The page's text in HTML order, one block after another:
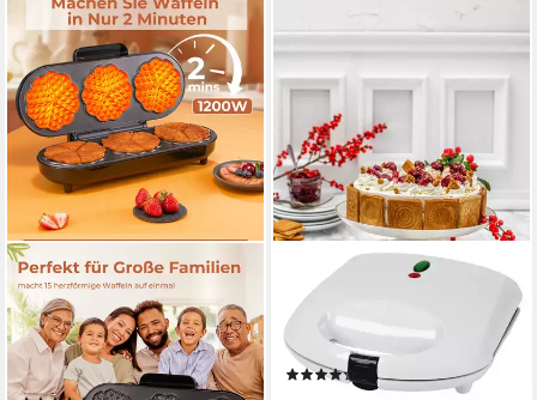
FOHERE
Waffeleisen King Size
Waffeleisen, 15 Herzwaffeln
in 2 Minuten, 1200 W,
Antihaftbeschichteten
Waffeleisen Zimtwaffeln ZWE
1000, 750 W, mit 8
unterschiedlichen Motiven
(4)